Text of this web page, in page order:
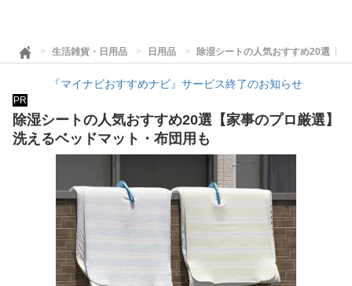
生活雑貨・日用品 日用品 除湿シートの人気おすすめ20選【
『マイナビおすすめナビ』サービス終了のお知らせ
PR
除湿シートの人気おすすめ20選【家事のプロ厳選】
洗えるベッドマット・布団用も